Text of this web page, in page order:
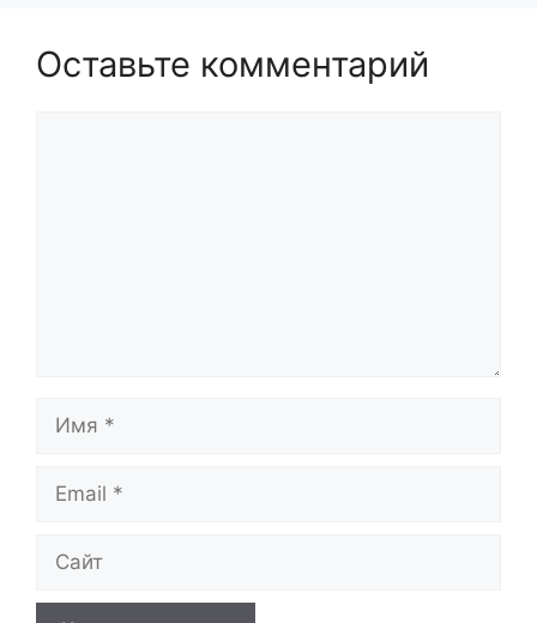
Оставьте комментарий
Имя
Email
Сайт